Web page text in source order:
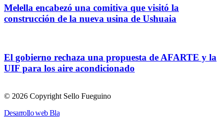
Melella encabezó una comitiva que visitó la
construcción de la nueva usina de Ushuaia
El gobierno rechaza una propuesta de AFARTE y la
UIF para los aire acondicionado
© 2026 Copyright Sello Fueguino
Desarrollo web Bla